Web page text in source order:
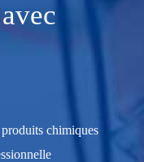
chimiques